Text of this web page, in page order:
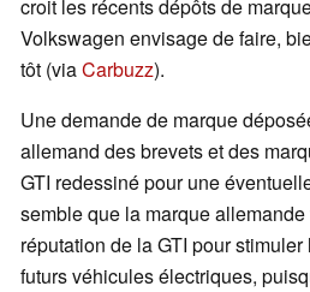
croit les récents dépôts de
Volkswagen envisage de faire,
tôt (viaCarbuzz).
Une demande de marque
allemand des brevets et des
GTI redessiné pour une
semble que la marque
réputation de la GTI pour
futurs véhicules électriques,